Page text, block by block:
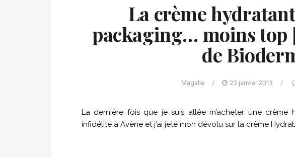
La crème
packaging… moins top
de
Magalie / 23 janvier 2013 /
La dernière fois que je suis allée m’acheter une crème
infidélité à Avène et j’ai jeté mon dévolu sur la crème